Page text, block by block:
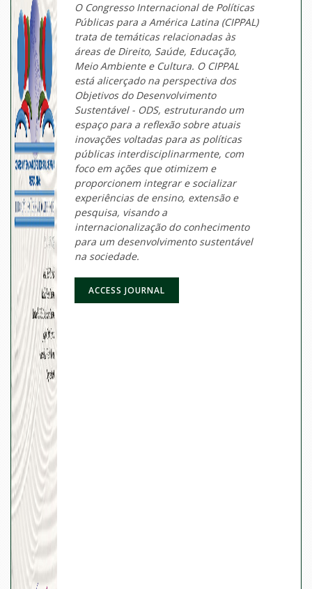
O Congresso Internacional de Políticas
Públicas para a América Latina (CIPPAL)
trata de temáticas relacionadas às
áreas de Direito, Saúde, Educação,
Meio Ambiente e Cultura. O CIPPAL
está alicerçado na perspectiva dos
Objetivos do Desenvolvimento
Sustentável - ODS, estruturando um
espaço para a reflexão sobre atuais
inovações voltadas para as políticas
públicas interdisciplinarmente, com
foco em ações que otimizem e
proporcionem integrar e socializar
experiências de ensino, extensão e
pesquisa, visando a
internacionalização do conhecimento
para um desenvolvimento sustentável
na sociedade.
ACCESS JOURNAL